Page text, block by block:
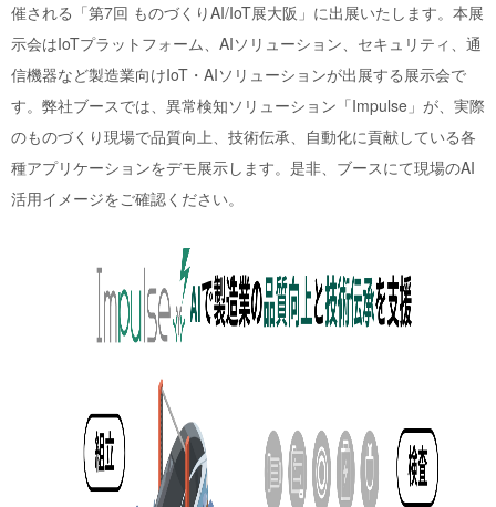
催される「第7回 ものづくりAI/IoT展大阪」に出展いたします。本展
示会はIoTプラットフォーム、AIソリューション、セキュリティ、通
信機器など製造業向けIoT・AIソリューションが出展する展示会で
す。弊社ブースでは、異常検知ソリューション「Impulse」が、実際
のものづくり現場で品質向上、技術伝承、自動化に貢献している各
種アプリケーションをデモ展示します。是非、ブースにて現場のAI
活用イメージをご確認ください。